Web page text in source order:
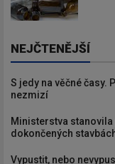
NEJČTENĚJŠÍ
S jedy na věčné časy.
nezmizí
Ministerstva
dokončených
Vypustit, nebo